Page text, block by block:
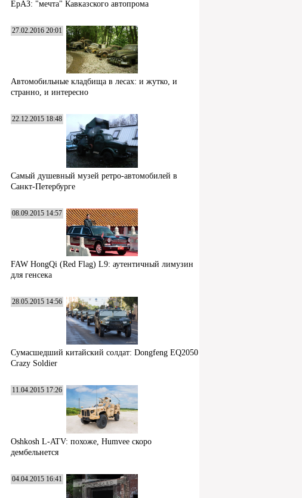
ЕрАЗ: "мечта" Кавказского автопрома
27.02.2016 20:01
Автомобильные кладбища в лесах: и жутко, и
странно, и интересно
22.12.2015 18:48
Самый душевный музей ретро-автомобилей в
Санкт-Петербурге
08.09.2015 14:57
FAW HongQi (Red Flag) L9: аутентичный лимузин
для генсека
28.05.2015 14:56
Сумасшедший китайский солдат: Dongfeng EQ2050
Crazy Soldier
11.04.2015 17:26
Oshkosh L-ATV: похоже, Humvee скоро
дембельнется
04.04.2015 16:41